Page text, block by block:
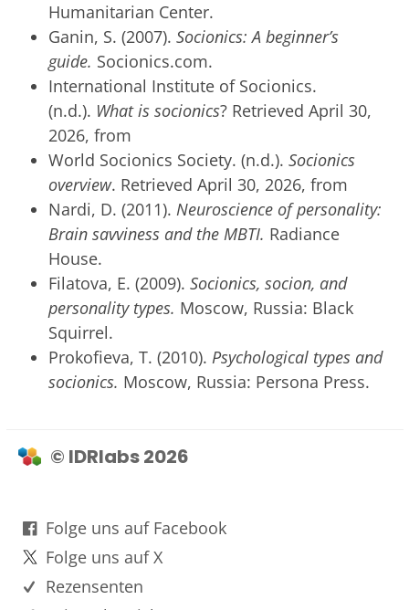
Humanitarian Center.
Ganin, S. (2007). Socionics: A beginner’s
guide. Socionics.com.
International Institute of Socionics.
(n.d.). What is socionics? Retrieved April 30,
2026, from
World Socionics Society. (n.d.). Socionics
overview. Retrieved April 30, 2026, from
Nardi, D. (2011). Neuroscience of personality:
Brain savviness and the MBTI. Radiance
House.
Filatova, E. (2009). Socionics, socion, and
personality types. Moscow, Russia: Black
Squirrel.
Prokofieva, T. (2010). Psychological types and
socionics. Moscow, Russia: Persona Press.
© IDRlabs 2026
Folge uns auf Facebook
Folge uns auf X
Rezensenten